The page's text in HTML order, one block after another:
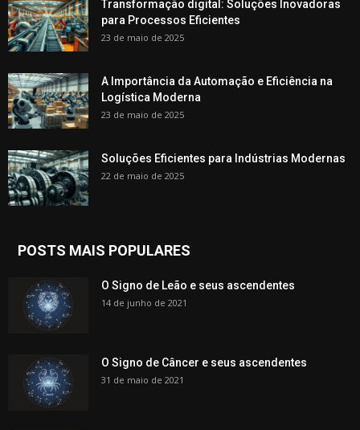
Transformação digital: Soluções Inovadoras
para Processos Eficientes
23 de maio de 2025
A Importância da Automação e Eficiência na
Logística Moderna
23 de maio de 2025
Soluções Eficientes para Indústrias Modernas
22 de maio de 2025
POSTS MAIS POPULARES
O Signo de Leão e seus ascendentes
14 de junho de 2021
O Signo de Câncer e seus ascendentes
31 de maio de 2021